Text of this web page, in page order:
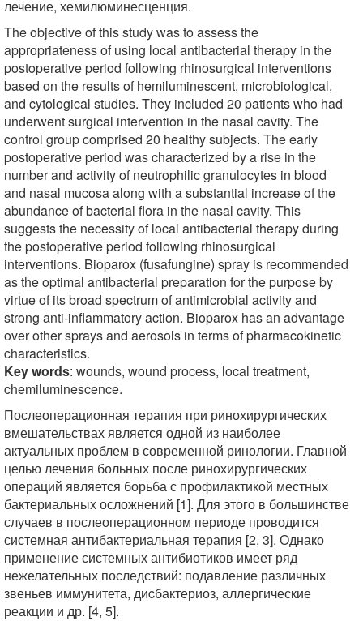
лечение, хемилюминесценция.
The objective of this study was to assess the
appropriateness of using local antibacterial therapy in the
postoperative period following rhinosurgical interventions
based on the results of hemiluminescent, microbiological,
and cytological studies. They included 20 patients who had
underwent surgical intervention in the nasal cavity. The
control group comprised 20 healthy subjects. The early
postoperative period was characterized by a rise in the
number and activity of neutrophilic granulocytes in blood
and nasal mucosa along with a substantial increase of the
abundance of bacterial flora in the nasal cavity. This
suggests the necessity of local antibacterial therapy during
the postoperative period following rhinosurgical
interventions. Bioparox (fusafungine) spray is recommended
as the optimal antibacterial preparation for the purpose by
virtue of its broad spectrum of antimicrobial activity and
strong anti-inflammatory action. Bioparox has an advantage
over other sprays and aerosols in terms of pharmacokinetic
characteristics.
Key words: wounds, wound process, local treatment,
chemiluminescence.
Послеоперационная терапия при ринохирургических
вмешательствах является одной из наиболее
актуальных проблем в современной ринологии. Главной
целью лечения больных после ринохирургических
операций является борьба с профилактикой местных
бактериальных осложнений [1]. Для этого в большинстве
случаев в послеоперационном периоде проводится
системная антибактериальная терапия [2, 3]. Однако
применение системных антибиотиков имеет ряд
нежелательных последствий: подавление различных
звеньев иммунитета, диcбактериоз, аллергические
реакции и др. [4, 5].